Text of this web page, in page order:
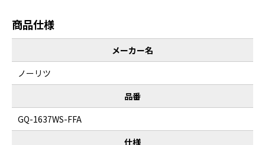
商品仕様
メーカー名
ノーリツ
品番
GQ-1637WS-FFA
仕様